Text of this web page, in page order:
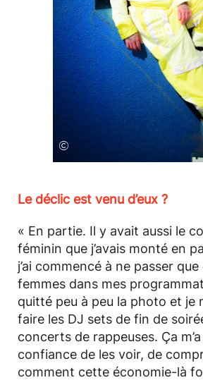
©
Le déclic est venu d’eux ?
« En partie. Il y avait aussi le
féminin que j’avais monté en
j’ai commencé à ne passer
femmes dans mes
quitté peu à peu la photo et je
faire les DJ sets de fin de
concerts de rappeuses. Ça
confiance de les voir, de
comment cette économie-là